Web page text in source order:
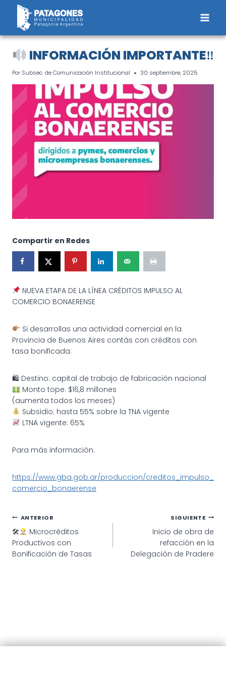
Saltar
contenido
INFORMACIÓN IMPORTANTE‼
Por Subsec. de Comunicación Institucional 30 septiembre, 2025
Compartir en Redes
NUEVA ETAPA DE LA LÍNEA CRÉDITOS IMPULSO AL
COMERCIO BONAERENSE
Si desarrollas una actividad comercial en la
Provincia de Buenos Aires contás con créditos con
tasa bonificada:
🛍 Destino: capital de trabajo de fabricación nacional
Monto tope: $16,8 millones
(aumenta todos los meses)
Subsidio: hasta 55% sobre la TNA vigente
LTNA vigente: 65%
Para más información:
https://www.gba.gob.ar/produccion/creditos_impulso_
comercio_bonaerense
Navegación
de
entradas
ANTERIOR
🛠
Microcréditos
Productivos con
Bonificación de Tasas
SIGUIENTE
Inicio de obra de
refacción en la
Delegación de Pradere